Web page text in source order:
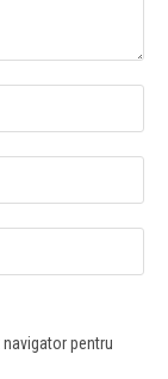
pentru